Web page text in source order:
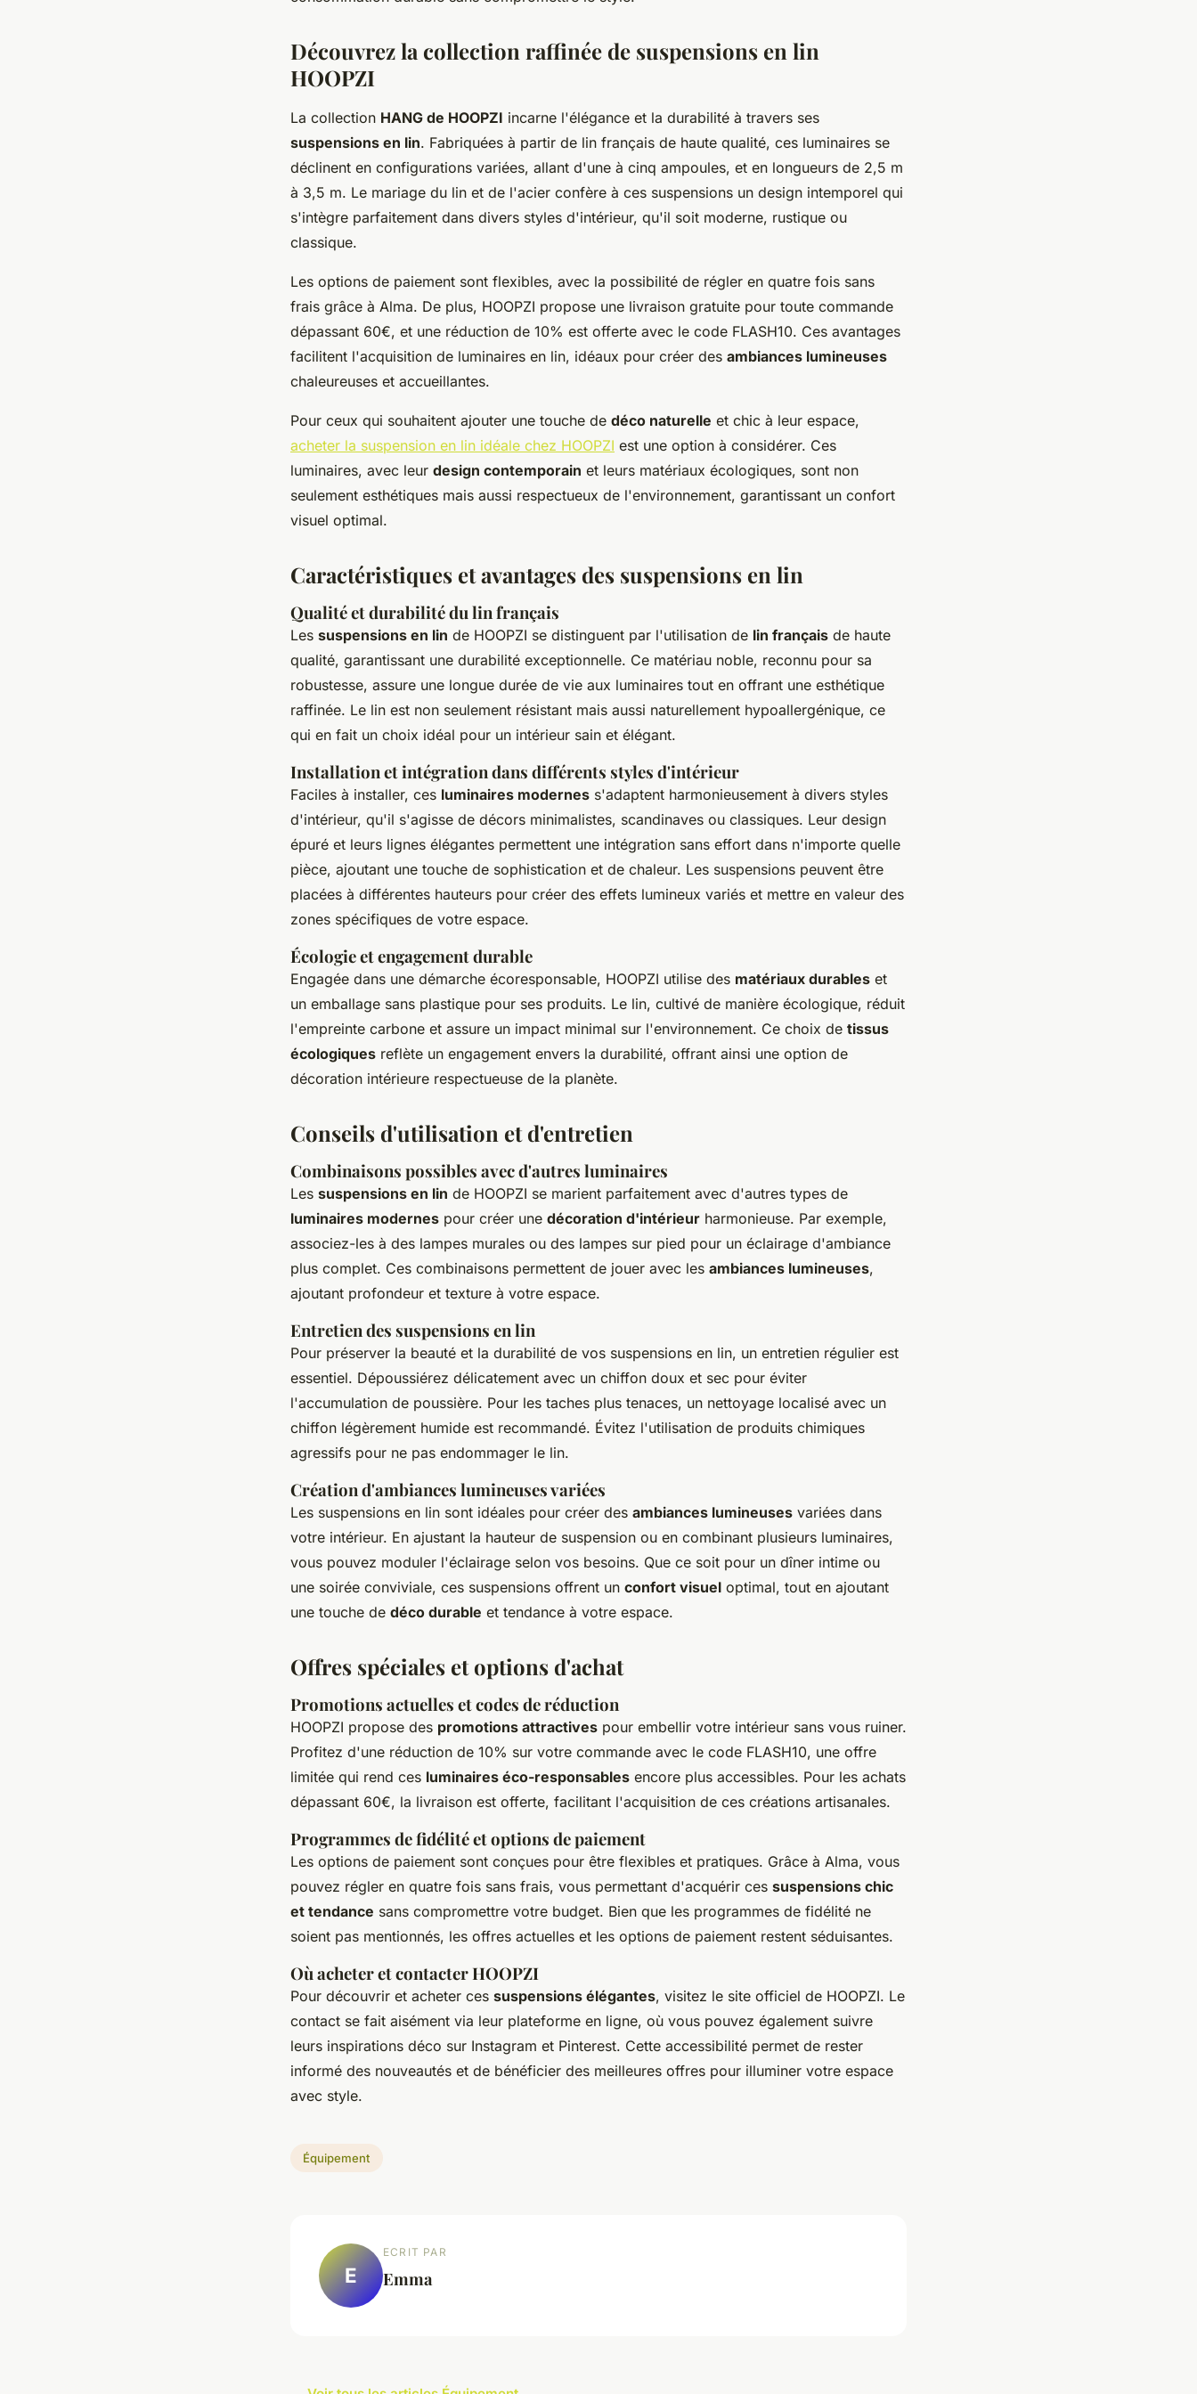
4 min de lecture
Découvrez la collection raffinée de suspensions en lin
HOOPZI
La collection HANG de HOOPZI incarne l'élégance et la durabilité à travers ses
suspensions en lin. Fabriquées à partir de lin français de haute qualité, ces luminaires se
déclinent en configurations variées, allant d'une à cinq ampoules, et en longueurs de 2,5 m
à 3,5 m. Le mariage du lin et de l'acier confère à ces suspensions un design intemporel qui
s'intègre parfaitement dans divers styles d'intérieur, qu'il soit moderne, rustique ou
classique.
Les options de paiement sont flexibles, avec la possibilité de régler en quatre fois sans
frais grâce à Alma. De plus, HOOPZI propose une livraison gratuite pour toute commande
dépassant 60€, et une réduction de 10% est offerte avec le code FLASH10. Ces avantages
facilitent l'acquisition de luminaires en lin, idéaux pour créer des ambiances lumineuses
chaleureuses et accueillantes.
Pour ceux qui souhaitent ajouter une touche de déco naturelle et chic à leur espace,
acheter la suspension en lin idéale chez HOOPZI est une option à considérer. Ces
luminaires, avec leur design contemporain et leurs matériaux écologiques, sont non
seulement esthétiques mais aussi respectueux de l'environnement, garantissant un confort
visuel optimal.
Caractéristiques et avantages des suspensions en lin
Qualité et durabilité du lin français
Les suspensions en lin de HOOPZI se distinguent par l'utilisation de lin français de haute
qualité, garantissant une durabilité exceptionnelle. Ce matériau noble, reconnu pour sa
robustesse, assure une longue durée de vie aux luminaires tout en offrant une esthétique
raffinée. Le lin est non seulement résistant mais aussi naturellement hypoallergénique, ce
qui en fait un choix idéal pour un intérieur sain et élégant.
Installation et intégration dans différents styles d'intérieur
Faciles à installer, ces luminaires modernes s'adaptent harmonieusement à divers styles
d'intérieur, qu'il s'agisse de décors minimalistes, scandinaves ou classiques. Leur design
épuré et leurs lignes élégantes permettent une intégration sans effort dans n'importe quelle
pièce, ajoutant une touche de sophistication et de chaleur. Les suspensions peuvent être
placées à différentes hauteurs pour créer des effets lumineux variés et mettre en valeur des
zones spécifiques de votre espace.
Écologie et engagement durable
Engagée dans une démarche écoresponsable, HOOPZI utilise des matériaux durables et
un emballage sans plastique pour ses produits. Le lin, cultivé de manière écologique, réduit
l'empreinte carbone et assure un impact minimal sur l'environnement. Ce choix de tissus
écologiques reflète un engagement envers la durabilité, offrant ainsi une option de
décoration intérieure respectueuse de la planète.
Conseils d'utilisation et d'entretien
Combinaisons possibles avec d'autres luminaires
Les suspensions en lin de HOOPZI se marient parfaitement avec d'autres types de
luminaires modernes pour créer une décoration d'intérieur harmonieuse. Par exemple,
associez-les à des lampes murales ou des lampes sur pied pour un éclairage d'ambiance
plus complet. Ces combinaisons permettent de jouer avec les ambiances lumineuses,
ajoutant profondeur et texture à votre espace.
Entretien des suspensions en lin
Pour préserver la beauté et la durabilité de vos suspensions en lin, un entretien régulier est
essentiel. Dépoussiérez délicatement avec un chiffon doux et sec pour éviter
l'accumulation de poussière. Pour les taches plus tenaces, un nettoyage localisé avec un
chiffon légèrement humide est recommandé. Évitez l'utilisation de produits chimiques
agressifs pour ne pas endommager le lin.
Création d'ambiances lumineuses variées
Les suspensions en lin sont idéales pour créer des ambiances lumineuses variées dans
votre intérieur. En ajustant la hauteur de suspension ou en combinant plusieurs luminaires,
vous pouvez moduler l'éclairage selon vos besoins. Que ce soit pour un dîner intime ou
une soirée conviviale, ces suspensions offrent un confort visuel optimal, tout en ajoutant
une touche de déco durable et tendance à votre espace.
Offres spéciales et options d'achat
Promotions actuelles et codes de réduction
HOOPZI propose des promotions attractives pour embellir votre intérieur sans vous ruiner.
Profitez d'une réduction de 10% sur votre commande avec le code FLASH10, une offre
limitée qui rend ces luminaires éco-responsables encore plus accessibles. Pour les achats
dépassant 60€, la livraison est offerte, facilitant l'acquisition de ces créations artisanales.
Programmes de fidélité et options de paiement
Les options de paiement sont conçues pour être flexibles et pratiques. Grâce à Alma, vous
pouvez régler en quatre fois sans frais, vous permettant d'acquérir ces suspensions chic
et tendance sans compromettre votre budget. Bien que les programmes de fidélité ne
soient pas mentionnés, les offres actuelles et les options de paiement restent séduisantes.
Où acheter et contacter HOOPZI
Pour découvrir et acheter ces suspensions élégantes, visitez le site officiel de HOOPZI. Le
contact se fait aisément via leur plateforme en ligne, où vous pouvez également suivre
leurs inspirations déco sur Instagram et Pinterest. Cette accessibilité permet de rester
informé des nouveautés et de bénéficier des meilleures offres pour illuminer votre espace
avec style.
Équipement
E
ECRIT PAR
Emma